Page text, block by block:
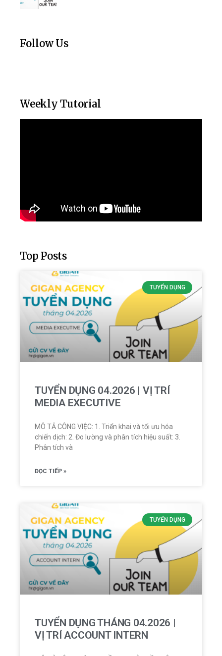
Follow Us
Weekly Tutorial
Top Posts
TUYỂN DỤNG
TUYỂN DỤNG 04.2026 | VỊ TRÍ
MEDIA EXECUTIVE
MÔ TẢ CÔNG VIỆC: 1. Triển khai và tối ưu hóa
chiến dịch: 2. Đo lường và phân tích hiệu suất: 3.
Phân tích và
ĐỌC TIẾP »
TUYỂN DỤNG
TUYỂN DỤNG THÁNG 04.2026 |
VỊ TRÍ ACCOUNT INTERN